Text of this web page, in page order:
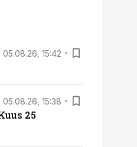
05.08.26, 15:42
05.08.26, 15:38
25